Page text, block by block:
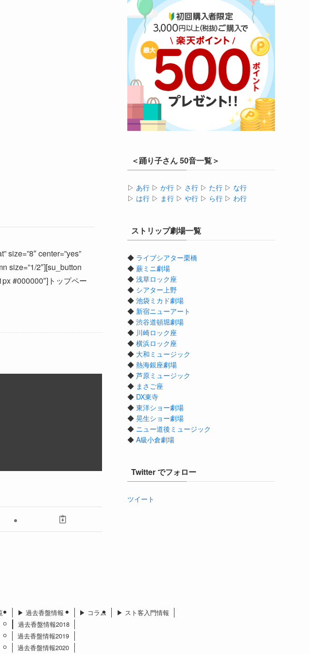
size=”8″ center=”yes”
size=”1/2″][su_button
#000000″]トップペー
＜踊り子さん 50音一覧＞
▷ あ行 ▷ か行 ▷ さ行 ▷ た行 ▷ な行
▷ は行 ▷ ま行 ▷ や行 ▷ ら行 ▷ わ行
ストリップ劇場一覧
◆ ライブシアター栗橋
◆ 蕨ミニ劇場
◆ 浅草ロック座
◆ シアター上野
◆ 池袋ミカド劇場
◆ 新宿ニューアート
◆ 渋谷道頓堀劇場
◆ 川崎ロック座
◆ 横浜ロック座
◆ 大和ミュージック
◆ 熱海銀座劇場
◆ 芦原ミュージック
◆ まさご座
◆ DX東寺
◆ 東洋ショー劇場
◆ 晃生ショー劇場
◆ ニュー道後ミュージック
◆ A級小倉劇場
Twitter でフォロー
ツイート
▶︎ 過去香盤情報
過去香盤情報2018
過去香盤情報2019
過去香盤情報2020
▶︎ コラム ▶︎ スト客入門情報